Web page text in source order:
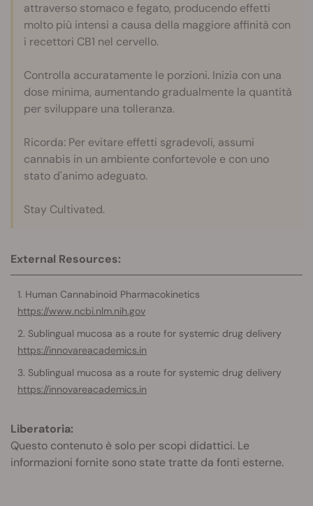
attraverso stomaco e fegato, producendo effetti
molto più intensi a causa della maggiore affinità con
i recettori CB1 nel cervello.
Controlla accuratamente le porzioni. Inizia con una
dose minima, aumentando gradualmente la quantità
per sviluppare una tolleranza.
Ricorda: Per evitare effetti sgradevoli, assumi
cannabis in un ambiente confortevole e con uno
stato d'animo adeguato.
Stay Cultivated.
External Resources:
Human Cannabinoid Pharmacokinetics
https://www.ncbi.nlm.nih.gov
Sublingual mucosa as a route for systemic drug delivery
https://innovareacademics.in
Sublingual mucosa as a route for systemic drug delivery
https://innovareacademics.in
Liberatoria:
Questo contenuto è solo per scopi didattici. Le
informazioni fornite sono state tratte da fonti esterne.